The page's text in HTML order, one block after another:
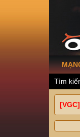
Tìm
[VGC]